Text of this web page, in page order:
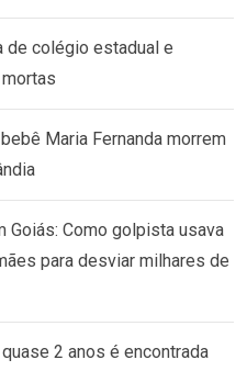
de colégio estadual e
Maria Fernanda morrem
Como golpista usava
para desviar milhares de
2 anos é encontrada